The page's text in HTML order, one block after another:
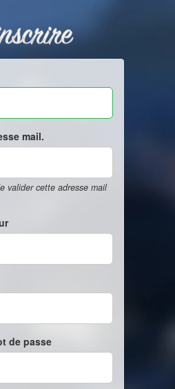
mail.
valider cette adresse mail
de passe